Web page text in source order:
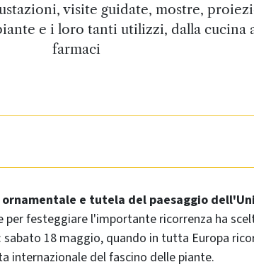
visite guidate, mostre,
e i loro tanti utilizzi, dalla cucina
farmaci
ornamentale e tutela del paesaggio
per festeggiare l'importante ricorrenza ha
18 maggio, quando in tutta Europa
internazionale del fascino delle piante.